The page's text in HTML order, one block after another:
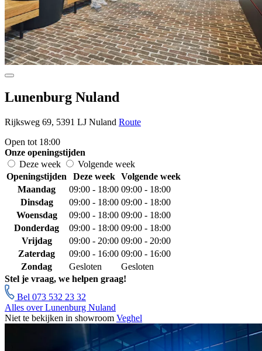
Lunenburg Nuland
Rijksweg 69, 5391 LJ Nuland Route
Open tot 18:00
Onze openingstijden
Deze week
Volgende week
Openingstijden
Deze week
Volgende week
Maandag
09:00 - 18:00 09:00 - 18:00
Dinsdag
09:00 - 18:00 09:00 - 18:00
Woensdag
09:00 - 18:00 09:00 - 18:00
Donderdag
09:00 - 18:00 09:00 - 18:00
Vrijdag
09:00 - 20:00 09:00 - 20:00
Zaterdag
09:00 - 16:00 09:00 - 16:00
Zondag
Gesloten
Gesloten
Stel je vraag, we helpen graag!
Bel 073 532 23 32
Alles over Lunenburg Nuland
Niet te bekijken in showroom Veghel